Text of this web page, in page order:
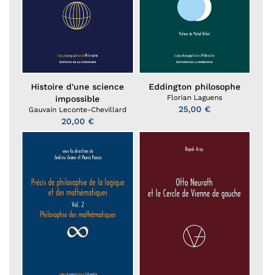
Histoire d'une science
impossible
Gauvain Leconte-Chevillard
20,00 €
Eddington philosophe
Florian Laguens
25,00 €